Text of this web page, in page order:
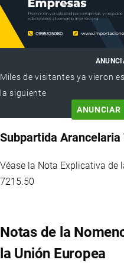
Miles de visitantes ya vieron
la siguiente
ANUNCIAR
Subpartida Arancelaria
Véase la Nota Explicativa de
7215.50
Notas de la
la Unión Europea